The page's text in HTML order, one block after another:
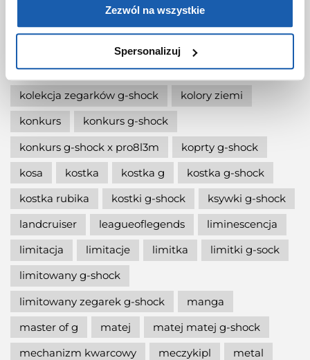
Zezwól na wszystkie
Spersonalizuj
jaki zegarek g-shock wybrać
jaki zegarek wybrać
kermit
king
kiwami-ao-zumi kobiet
kolaboracja
kolekcja zegarków g-shock
kolory ziemi
konkurs
konkurs g-shock
konkurs g-shock x pro8l3m
koprty g-shock
kosa
kostka kostka g
kostka g-shock
kostka rubika
kostki g-shock
ksywki g-shock
landcruiser
leagueoflegends
liminescencja
limitacja
limitacje limitka
limitki g-sock
limitowany g-shock
limitowany zegarek g-shock
manga
master of g
matej
matej matej g-shock
mechanizm kwarcowy
meczykipl
metal